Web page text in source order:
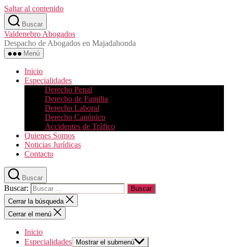
Saltar al contenido
Buscar
Valdenebro Abogados
Despacho de Abogados en Majadahonda
Menú
Inicio
Especialidades
Derecho Penal
Derecho de Familia
Derecho Laboral
Derecho Canónico
Accidentes de Tráfico
Quienes Somos
Noticias Jurídicas
Contacto
Buscar
Buscar:
Cerrar la búsqueda
Cerrar el menú
Inicio
Especialidades
Mostrar el submenú